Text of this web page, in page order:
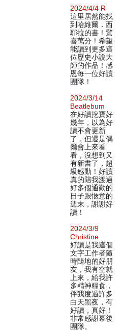
2024/4/4 R
這里居然能找
到哈維爾．西
耶拉的書！驚
喜萬分！希望
能讀到更多這
位歷史小說大
師的作品！感
恩每一位好讀
團隊！
2024/3/14
Beatlebum
在好讀挖寶好
幾年，以為好
讀不會更新
了，但還是偶
爾會上來看
看，沒想到又
有新書了，超
級感動！好讀
真的陪我渡過
好多個通勤的
日子跟愜意的
週末，謝謝好
讀！
2024/3/9
Christine
好讀是我這個
文字工作者隨
時隨地的好朋
友，我有空就
上來，給我許
多精神糧食，
伴我度過許多
白天黑夜，有
好讀，真好！
非常感謝幕後
團隊。